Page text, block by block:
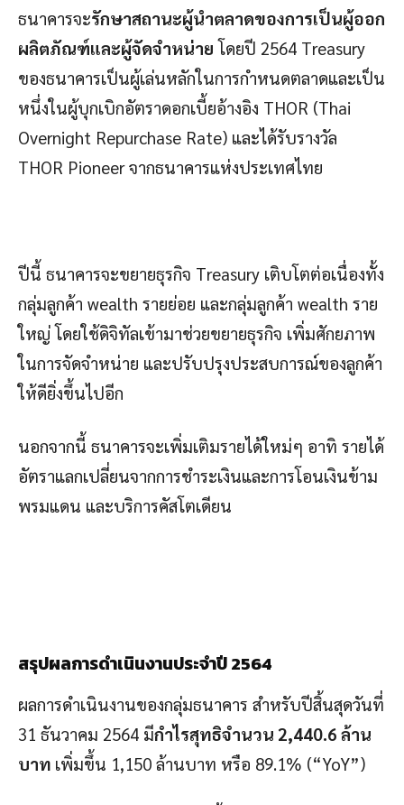
ธนาคารจะรักษาสถานะผู้นำตลาดของการเป็นผู้ออก
ผลิตภัณฑ์และผู้จัดจำหน่าย โดยปี 2564 Treasury
ของธนาคารเป็นผู้เล่นหลักในการกำหนดตลาดและเป็น
หนึ่งในผู้บุกเบิกอัตราดอกเบี้ยอ้างอิง THOR (Thai
Overnight Repurchase Rate) และได้รับรางวัล
THOR Pioneer จากธนาคารแห่งประเทศไทย
ปีนี้ ธนาคารจะขยายธุรกิจ Treasury เติบโตต่อเนื่องทั้ง
กลุ่มลูกค้า wealth รายย่อย และกลุ่มลูกค้า wealth ราย
ใหญ่ โดยใช้ดิจิทัลเข้ามาช่วยขยายธุรกิจ เพิ่มศักยภาพ
ในการจัดจำหน่าย และปรับปรุงประสบการณ์ของลูกค้า
ให้ดียิ่งขึ้นไปอีก
นอกจากนี้ ธนาคารจะเพิ่มเติมรายได้ใหม่ๆ อาทิ รายได้
อัตราแลกเปลี่ยนจากการชำระเงินและการโอนเงินข้าม
พรมแดน และบริการคัสโตเดียน
สรุปผลการดำเนินงานประจำปี2564
ผลการดำเนินงานของกลุ่มธนาคาร สำหรับปีสิ้นสุดวันที่
31 ธันวาคม 2564 มีกำไรสุทธิจำนวน 2,440.6 ล้าน
บาท เพิ่มขึ้น 1,150 ล้านบาท หรือ 89.1% (“YoY”)